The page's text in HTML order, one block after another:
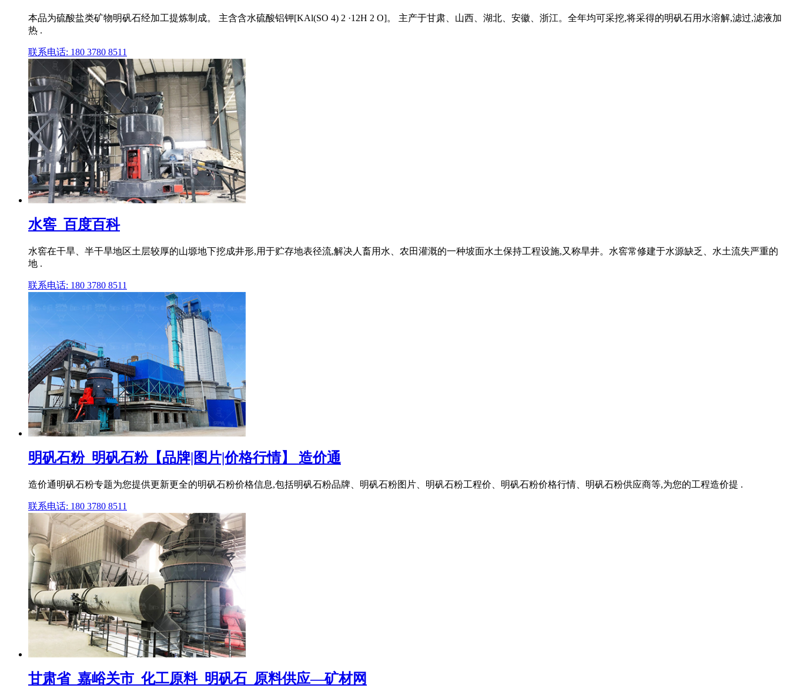
本品为硫酸盐类矿物明矾石经加工提炼制成。 主含含水硫酸铝钾[KAl(SO 4) 2 ·12H 2 O]。 主产于甘肃、山西、湖北、安徽、浙江。全年均可采挖,将采得的明矾石用水溶解,滤过,滤液加
热 .
联系电话: 180 3780 8511
水窖_百度百科
水窖在干旱、半干旱地区土层较厚的山塬地下挖成井形,用于贮存地表径流,解决人畜用水、农田灌溉的一种坡面水土保持工程设施,又称旱井。水窖常修建于水源缺乏、水土流失严重的
地 .
联系电话: 180 3780 8511
明矾石粉_明矾石粉【品牌|图片|价格行情】 造价通
造价通明矾石粉专题为您提供更新更全的明矾石粉价格信息,包括明矾石粉品牌、明矾石粉图片、明矾石粉工程价、明矾石粉价格行情、明矾石粉供应商等,为您的工程造价提 .
联系电话: 180 3780 8511
甘肃省_嘉峪关市_化工原料_明矾石_原料供应—矿材网